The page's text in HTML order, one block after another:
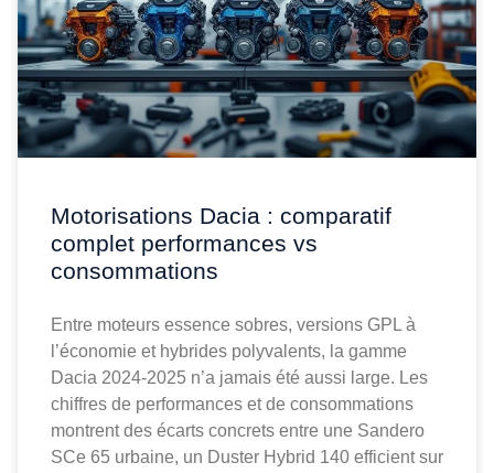
Motorisations Dacia : comparatif
complet performances vs
consommations
Entre moteurs essence sobres, versions GPL à
l’économie et hybrides polyvalents, la gamme
Dacia 2024-2025 n’a jamais été aussi large. Les
chiffres de performances et de consommations
montrent des écarts concrets entre une Sandero
SCe 65 urbaine, un Duster Hybrid 140 efficient sur